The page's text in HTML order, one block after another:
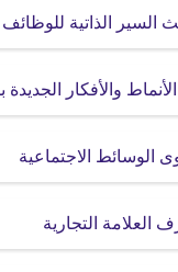
السير الذاتية للوظائف
والأفكار
الوسائط الاجتماعية
العلامة التجارية